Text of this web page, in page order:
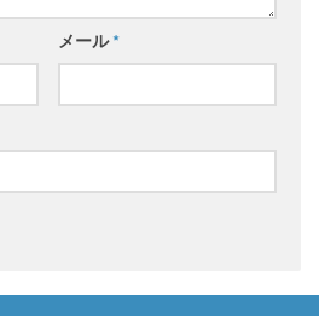
メール*